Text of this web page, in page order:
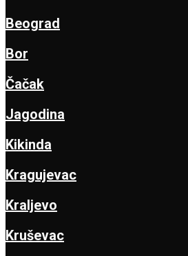
Beograd
Bor
Čačak
Jagodina
Kikinda
Kragujevac
Kraljevo
Kruševac